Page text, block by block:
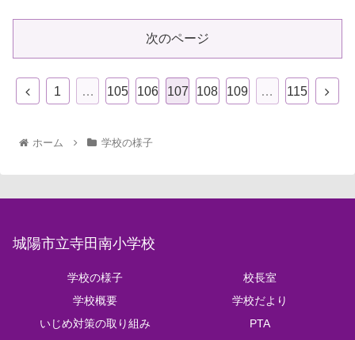
次のページ
1 … 105 106 107 108 109 … 115
ホーム 学校の様子
城陽市立寺田南小学校
学校の様子
校長室
学校概要
学校だより
いじめ対策の取り組み
PTA